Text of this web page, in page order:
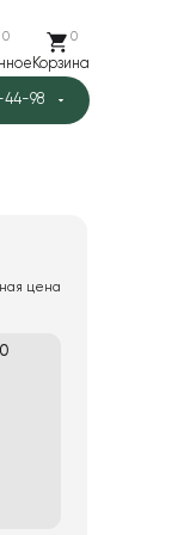
0 0
Корзина
44-98
цена